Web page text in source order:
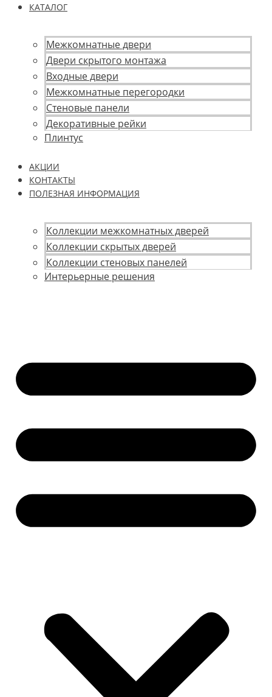
КАТАЛОГ
Межкомнатные двери
Двери скрытого монтажа
Входные двери
Межкомнатные перегородки
Стеновые панели
Декоративные рейки
Плинтус
АКЦИИ
КОНТАКТЫ
ПОЛЕЗНАЯ ИНФОРМАЦИЯ
Коллекции межкомнатных дверей
Коллекции скрытых дверей
Коллекции стеновых панелей
Интерьерные решения